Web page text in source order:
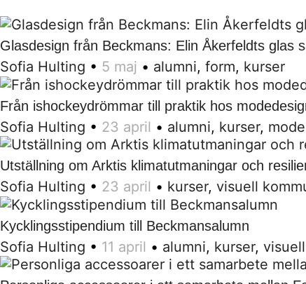
Glasdesign från Beckmans: Elin Åkerfeldts glas
Sofia Hulting • 5 maj • alumni, form, kurser
Från ishockeydrömmar till praktik hos
Sofia Hulting • 23 april • alumni, kurser, mode
Utställning om Arktis klimatutmaningar och
Sofia Hulting • 23 april • kurser, visuell
Kycklingsstipendium till Beckmansalumn
Sofia Hulting • 11 april • alumni, kurser,